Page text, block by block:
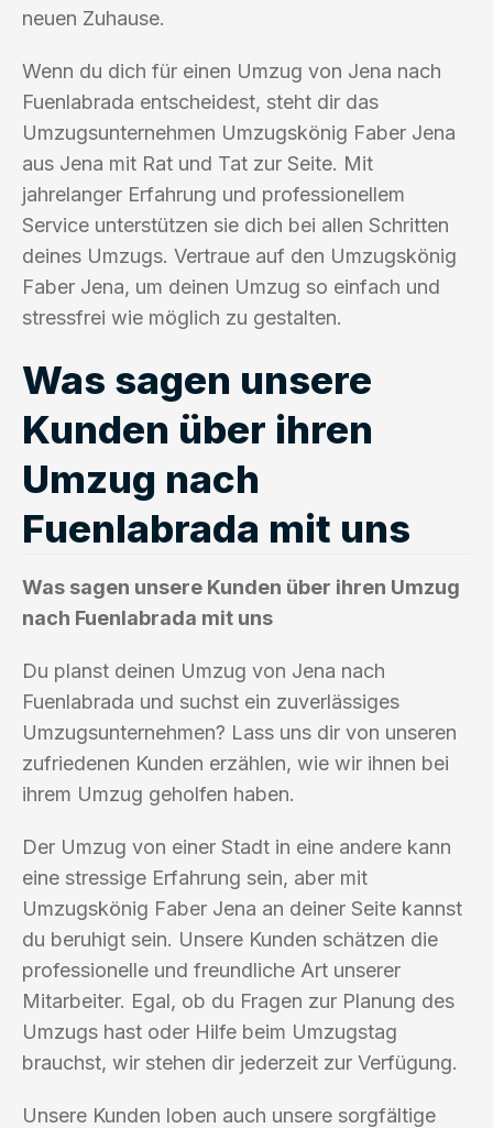
neuen Zuhause.
Wenn du dich für einen Umzug von Jena nach
Fuenlabrada entscheidest, steht dir das
Umzugsunternehmen Umzugskönig Faber Jena
aus Jena mit Rat und Tat zur Seite. Mit
jahrelanger Erfahrung und professionellem
Service unterstützen sie dich bei allen Schritten
deines Umzugs. Vertraue auf den Umzugskönig
Faber Jena, um deinen Umzug so einfach und
stressfrei wie möglich zu gestalten.
Was sagen unsere
Kunden über ihren
Umzug nach
Fuenlabrada mit uns
Was sagen unsere Kunden über ihren Umzug
nach Fuenlabrada mit uns
Du planst deinen Umzug von Jena nach
Fuenlabrada und suchst ein zuverlässiges
Umzugsunternehmen? Lass uns dir von unseren
zufriedenen Kunden erzählen, wie wir ihnen bei
ihrem Umzug geholfen haben.
Der Umzug von einer Stadt in eine andere kann
eine stressige Erfahrung sein, aber mit
Umzugskönig Faber Jena an deiner Seite kannst
du beruhigt sein. Unsere Kunden schätzen die
professionelle und freundliche Art unserer
Mitarbeiter. Egal, ob du Fragen zur Planung des
Umzugs hast oder Hilfe beim Umzugstag
brauchst, wir stehen dir jederzeit zur Verfügung.
Unsere Kunden loben auch unsere sorgfältige